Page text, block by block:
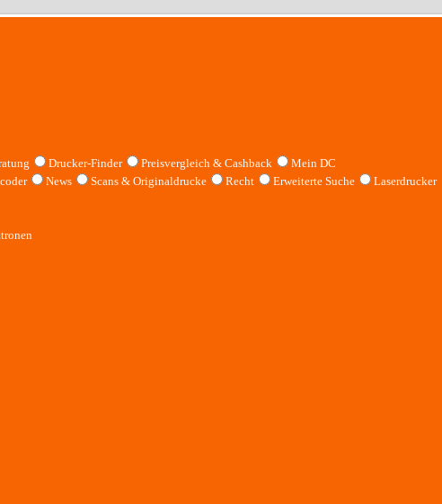
Drucker-Finder Preisvergleich & Cashback
Mein DC
News Scans & Originaldrucke Recht Erweiterte Suche
Laserdrucker